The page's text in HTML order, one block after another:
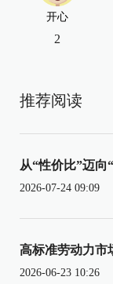
开心
2
推荐阅读
从“性价比”迈向
2026-07-24 09:09
高标准劳动力市
2026-06-23 10:26